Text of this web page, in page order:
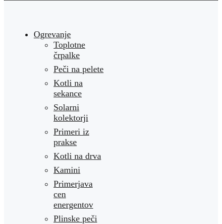
Ogrevanje
Toplotne
črpalke
Peči na pelete
Kotli na
sekance
Solarni
kolektorji
Primeri iz
prakse
Kotli na drva
Kamini
Primerjava
cen
energentov
Plinske peči